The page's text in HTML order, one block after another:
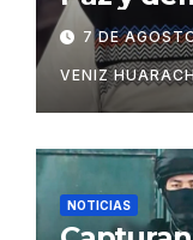
7 DE
VENIZ
NOTICIAS